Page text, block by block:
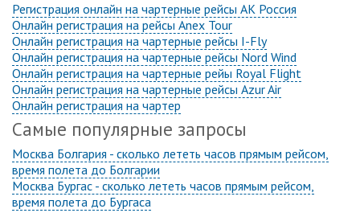
Регистрация онлайн на чартерные рейсы АК Россия
Онлайн регистрация на рейсы Anex Tour
Онлайн регистрация на чартерные рейсы I-Fly
Онлайн регистрация на чартерные рейсы Nord Wind
Онлайн регистрация на чартерные рейы Royal Flight
Онлайн регистрация на чартерные рейсы Azur Air
Онлайн регистрация на чартер
Самые популярные запросы
Москва Болгария - сколько лететь часов прямым рейсом,
время полета до Болгарии
Москва Бургас - сколько лететь часов прямым рейсом,
время полета до Бургаса